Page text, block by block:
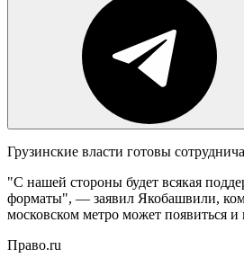
Грузинские власти готовы
"С нашей стороны будет всякая
форматы", — заявил Якобашвили,
московском метро может появиться и
Право.ru